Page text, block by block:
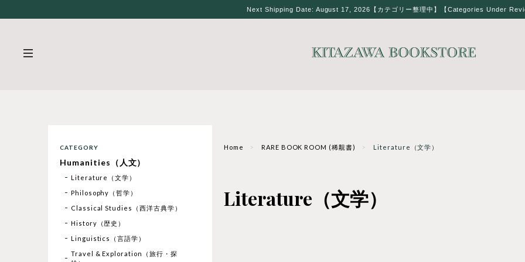
Next Shipping Date: August 17, 2026【カテゴリー整理中】【Categories Under
Home RARE BOOK ROOM (稀覯書) Literature（文学）
Literature（文学）
CATEGORY
Humanities（人文）
Literature（文学）
Philosophy（哲学）
Classical Studies（西洋古典学）
History（歴史）
Linguistics（言語学）
Travel & Exploration（旅行・探